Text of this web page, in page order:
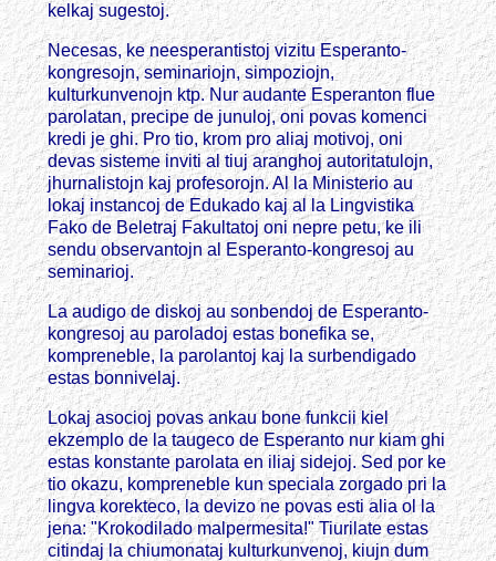
kelkaj sugestoj.
Necesas, ke neesperantistoj vizitu Esperanto-
kongresojn, seminariojn, simpoziojn,
kulturkunvenojn ktp. Nur audante Esperanton flue
parolatan, precipe de junuloj, oni povas komenci
kredi je ghi. Pro tio, krom pro aliaj motivoj, oni
devas sisteme inviti al tiuj aranghoj autoritatulojn,
jhurnalistojn kaj profesorojn. Al la Ministerio au
lokaj instancoj de Edukado kaj al la Lingvistika
Fako de Beletraj Fakultatoj oni nepre petu, ke ili
sendu observantojn al Esperanto-kongresoj au
seminarioj.
La audigo de diskoj au sonbendoj de Esperanto-
kongresoj au paroladoj estas bonefika se,
kompreneble, la parolantoj kaj la surbendigado
estas bonnivelaj.
Lokaj asocioj povas ankau bone funkcii kiel
ekzemplo de la taugeco de Esperanto nur kiam ghi
estas konstante parolata en iliaj sidejoj. Sed por ke
tio okazu, kompreneble kun speciala zorgado pri la
lingva korekteco, la devizo ne povas esti alia ol la
jena: "Krokodilado malpermesita!" Tiurilate estas
citindaj la chiumonataj kulturkunvenoj, kiujn dum